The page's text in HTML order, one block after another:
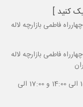
کنید ]
فاطمی بازارچه لاله
فاطمی بازارچه لاله
10:00 الی 14:00 و 17:00 الی